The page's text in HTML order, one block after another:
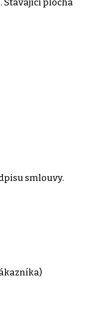
Stávající plocha
smlouvy.